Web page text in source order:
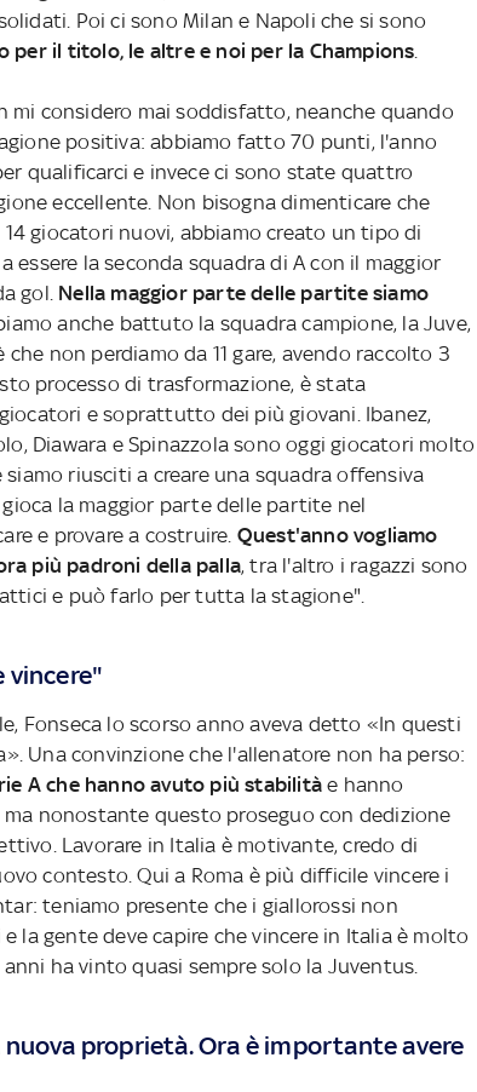
Poi ci sono Milan e Napoli che si sono
per il titolo, le altre e noi per la Champions.
mi considero mai soddisfatto, neanche quando
positiva: abbiamo fatto 70 punti, l'anno
qualificarci e invece ci sono state quattro
eccellente. Non bisogna dimenticare che
giocatori nuovi, abbiamo creato un tipo di
la seconda squadra di A con il maggior
gol. Nella maggior parte delle partite siamo
anche battuto la squadra campione, la Juve,
non perdiamo da 11 gare, avendo raccolto 3
processo di trasformazione, è stata
e soprattutto dei più giovani. Ibanez,
Diawara e Spinazzola sono oggi giocatori molto
riusciti a creare una squadra offensiva
la maggior parte delle partite nel
e provare a costruire. Quest'anno vogliamo
più padroni della palla, tra l'altro i ragazzi sono
e può farlo per tutta la stagione".
vincere"
Fonseca lo scorso anno aveva detto «In questi
Una convinzione che l'allenatore non ha perso:
A che hanno avuto più stabilitàe hanno
nonostante questo proseguo con dedizione
Lavorare in Italia è motivante, credo di
contesto. Qui a Roma è più difficile vincere i
teniamo presente che i giallorossi non
la gente deve capire che vincere in Italia è molto
ha vinto quasi sempre solo la Juventus.
proprietà. Ora è importante avere